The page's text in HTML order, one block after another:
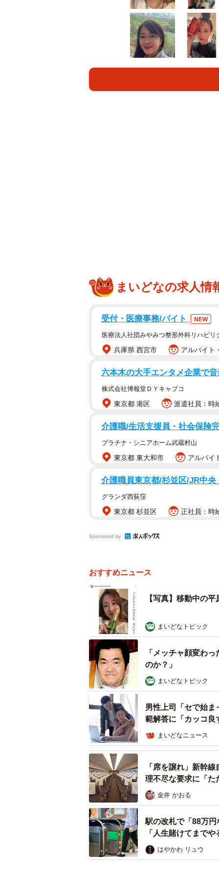
まいどなの求人情
受付・医療事務/バイト NEW
医療法人社団みやみつ整形外科リハビリ
兵庫県 西宮市 アルバイト
六本木の大手エンタメ企業で
株式会社博報堂ＤＹキャプコ
東京都 港区 派遣社員：時
介護職/生活支援員・社会保険
プラチナ・シニアホーム武蔵村山
東京都 東大和市 アルバイ
介護職員東京都/杉並区/JR中
グランダ西荻窪
東京都 杉並区 正社員：時
Sponsored by
おすすめニュース
【写真】移動中の
まいどなトピック
「メッチャ顔変わ
のか？」
まいどなトピック
男性上司「セで始
範解答に「カッコ良
まいどなニュース
「席を譲れ」新幹
理不尽な要求に「た
金井 かおる
駅の改札で「88万
「人生賭けてまで
はやかわ リュウ